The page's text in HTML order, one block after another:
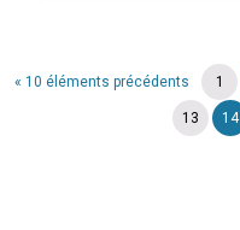
« 10 éléments précédents 1
13 14